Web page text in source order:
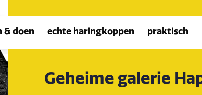
& doen echte haringkoppen praktisch
Geheime galerie